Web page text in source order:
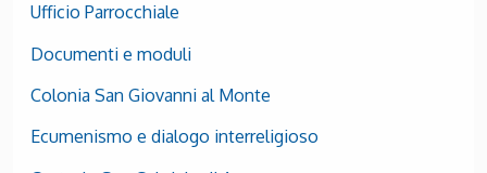
Ufficio Parrocchiale
Documenti e moduli
Colonia San Giovanni al Monte
Ecumenismo e dialogo interreligioso